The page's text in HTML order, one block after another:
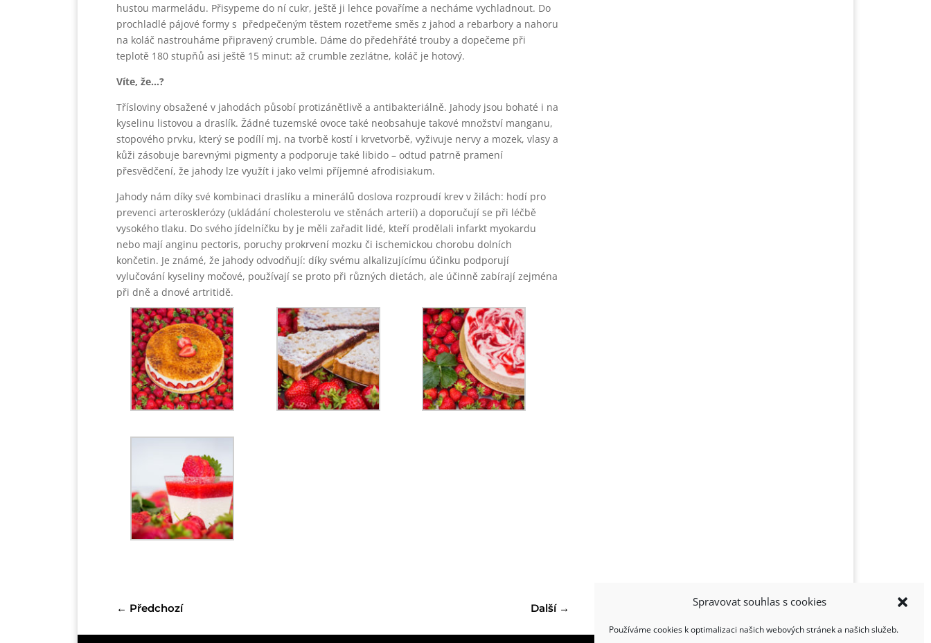
Spravovat souhlas s cookies
Používáme cookies k optimalizaci našich webových stránek a našich služeb.
hustou marmeládu. Přisypeme do ní cukr, ještě ji lehce povaříme a necháme vychladnout. Do
prochladlé pájové formy s předpečeným těstem rozetřeme směs z jahod a rebarbory a nahoru
na koláč nastrouháme připravený crumble. Dáme do předehřáté trouby a dopečeme při
teplotě 180 stupňů asi ještě 15 minut: až crumble zezlátne, koláč je hotový.
Víte, že…?
Třísloviny obsažené v jahodách působí protizánětlivě a antibakteriálně. Jahody jsou bohaté i na
kyselinu listovou a draslík. Žádné tuzemské ovoce také neobsahuje takové množství manganu,
stopového prvku, který se podílí mj. na tvorbě kostí i krvetvorbě, vyživuje nervy a mozek, vlasy a
kůži zásobuje barevnými pigmenty a podporuje také libido – odtud patrně pramení
přesvědčení, že jahody lze využít i jako velmi příjemné afrodisiakum.
Jahody nám díky své kombinaci draslíku a minerálů doslova rozproudí krev v žilách: hodí pro
prevenci arterosklerózy (ukládání cholesterolu ve stěnách arterií) a doporučují se při léčbě
vysokého tlaku. Do svého jídelníčku by je měli zařadit lidé, kteří prodělali infarkt myokardu
nebo mají anginu pectoris, poruchy prokrvení mozku či ischemickou chorobu dolních
končetin. Je známé, že jahody odvodňují: díky svému alkalizujícímu účinku podporují
vylučování kyseliny močové, používají se proto při různých dietách, ale účinně zabírají zejména
při dně a dnové artritidě.
← Předchozí Další→